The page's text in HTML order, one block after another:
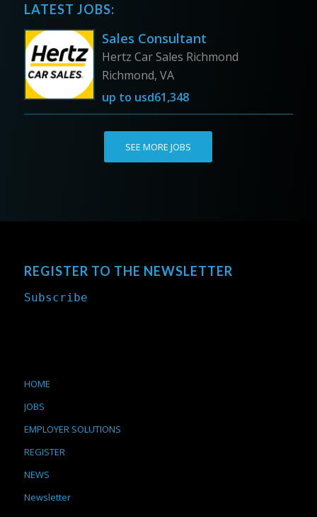
LATEST JOBS:
Sales Consultant
Hertz Car Sales Richmond
Richmond, VA
up to usd61,348
SEE MORE JOBS
REGISTER TO THE NEWSLETTER
Subscribe
HOME
JOBS
EMPLOYER SOLUTIONS
REGISTER
NEWS
Newsletter